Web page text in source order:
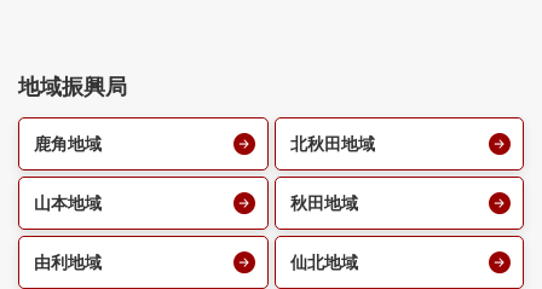
地域振興局
鹿角地域 北秋田地域
山本地域 秋田地域
由利地域 仙北地域